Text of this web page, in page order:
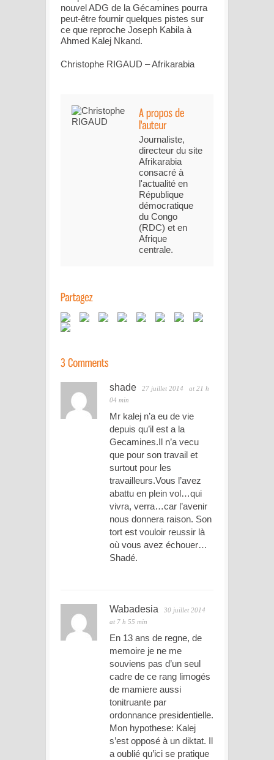
nouvel ADG de la Gécamines pourra
peut-être fournir quelques pistes sur
ce que reproche Joseph Kabila à
Ahmed Kalej Nkand.
Christophe RIGAUD – Afrikarabia
Journaliste,
directeur du site
Afrikarabia
consacré à
l'actualité en
République
démocratique
du Congo
(RDC) et en
Afrique
centrale.
shade 27 juillet 2014
at 21 h
04 min
Mr kalej n’a eu de vie
depuis qu’il est a la
Gecamines.Il n’a vecu
que pour son travail et
surtout pour les
travailleurs.Vous l’avez
abattu en plein vol…qui
vivra, verra…car l’avenir
nous donnera raison. Son
tort est vouloir reussir là
où vous avez échouer…
Shadé.
Wabadesia
30 juillet 2014
at 7 h 55 min
En 13 ans de regne, de
memoire je ne me
souviens pas d’un seul
cadre de ce rang limogés
de mamiere aussi
tonitruante par
ordonnance presidentielle.
Mon hypothese: Kalej
s’est opposé à un diktat. Il
a oublié qu’ici se pratique